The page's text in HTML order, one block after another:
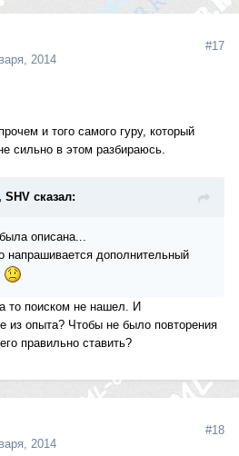
2014
#17
и того самого гуру, который
сильно в этом разбираюсь.
SHV сказал:
описана...
напрашивается дополнительный
то поиском не нашел. И
из опыта? Чтобы не было повторения
правильно ставить?
2014
#18